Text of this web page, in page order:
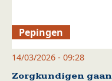
Pepingen
14/03/2026 - 09:28
Zorgkundigen